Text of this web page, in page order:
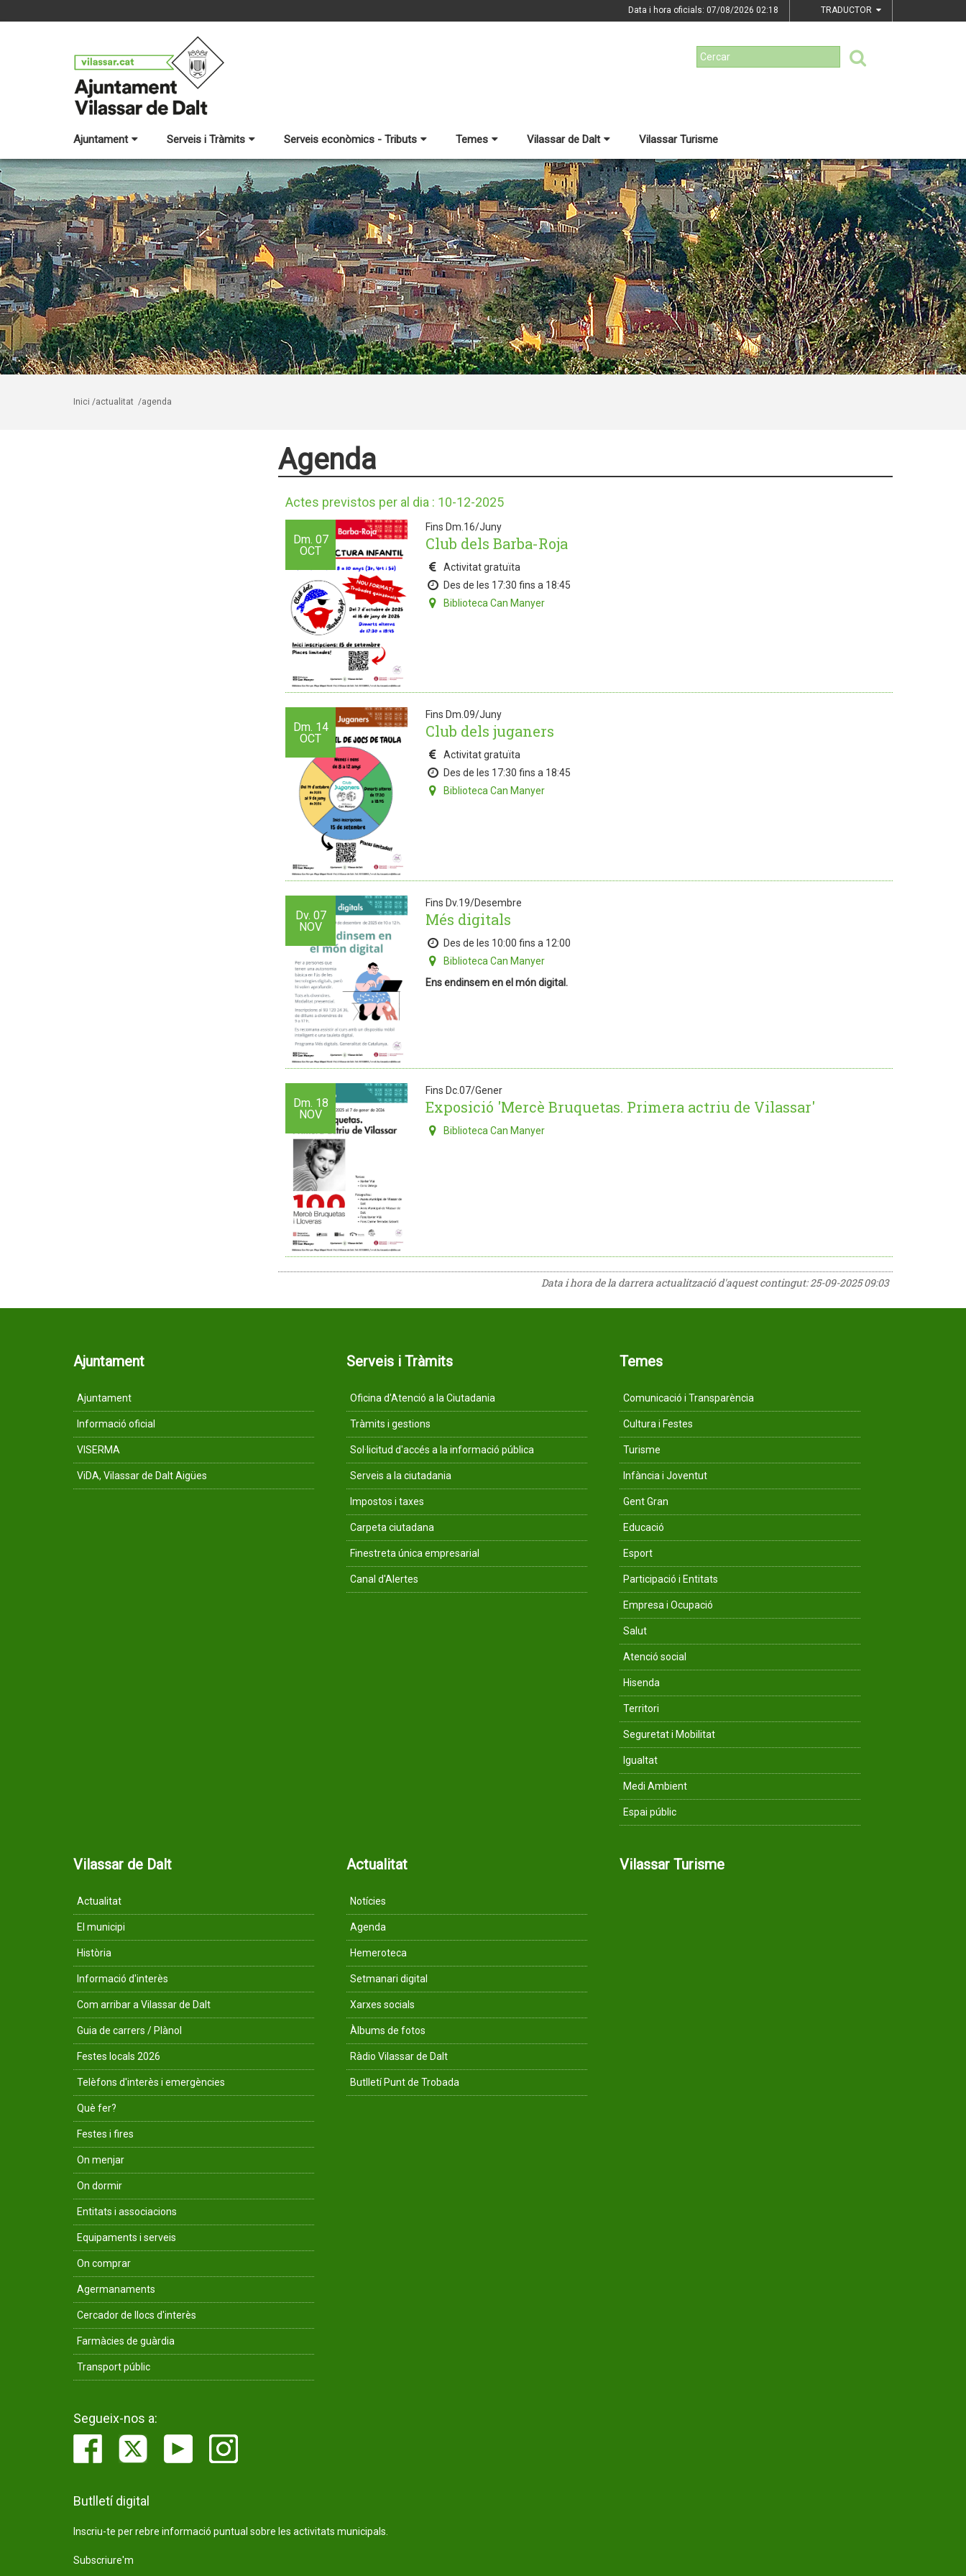
Data i hora oficials: 07/08/2026 02:18 TRADUCTOR
Ajuntament Serveis i Tràmits Serveis econòmics - Tributs Temes Vilassar de Dalt Vilassar Turisme
Inici /actualitat /agenda
Agenda
Actes previstos per al dia : 10-12-2025
Dm. 07
OCT
Fins Dm.16/Juny
Club dels Barba-Roja
Activitat gratuïta
Des de les 17:30 fins a 18:45
Biblioteca Can Manyer
Dm. 14
OCT
Fins Dm.09/Juny
Club dels juganers
Activitat gratuïta
Des de les 17:30 fins a 18:45
Biblioteca Can Manyer
Dv. 07
NOV
Fins Dv.19/Desembre
Més digitals
Des de les 10:00 fins a 12:00
Biblioteca Can Manyer
Ens endinsem en el món digital.
Dm. 18
NOV
Fins Dc.07/Gener
Exposició 'Mercè Bruquetas. Primera actriu de Vilassar'
Biblioteca Can Manyer
Data i hora de la darrera actualització d'aquest contingut:25-09-2025 09:03
Ajuntament
Ajuntament
Informació oficial
VISERMA
ViDA, Vilassar de Dalt Aigües
Serveis i Tràmits
Oficina d'Atenció a la Ciutadania
Tràmits i gestions
Sol·licitud d'accés a la informació pública
Serveis a la ciutadania
Impostos i taxes
Carpeta ciutadana
Finestreta única empresarial
Canal d'Alertes
Temes
Comunicació i Transparència
Cultura i Festes
Turisme
Infància i Joventut
Gent Gran
Educació
Esport
Participació i Entitats
Empresa i Ocupació
Salut
Atenció social
Hisenda
Territori
Seguretat i Mobilitat
Igualtat
Medi Ambient
Espai públic
Vilassar de Dalt
Actualitat
El municipi
Història
Informació d'interès
Com arribar a Vilassar de Dalt
Guia de carrers / Plànol
Festes locals 2026
Telèfons d'interès i emergències
Què fer?
Festes i fires
On menjar
On dormir
Entitats i associacions
Equipaments i serveis
On comprar
Agermanaments
Cercador de llocs d'interès
Farmàcies de guàrdia
Transport públic
Actualitat
Notícies
Agenda
Hemeroteca
Setmanari digital
Xarxes socials
Àlbums de fotos
Ràdio Vilassar de Dalt
Butlletí Punt de Trobada
Vilassar Turisme
Segueix-nos a:
Butlletí digital
Inscriu-te per rebre informació puntual sobre les activitats municipals.
Subscriure'm